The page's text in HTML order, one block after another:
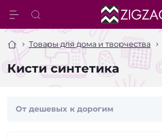
Товары для дома и творчества
Кисти синтетика